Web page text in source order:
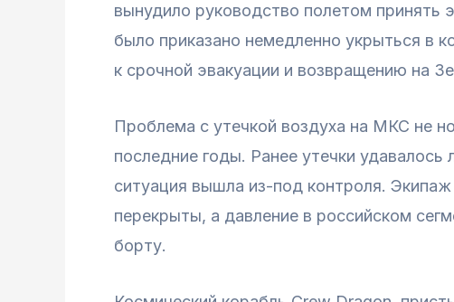
вынудило руководство полетом
было приказано немедленно укрыться в
к срочной эвакуации и возвращению на
Проблема с утечкой воздуха на МКС не
последние годы. Ранее утечки
ситуация вышла из-под контроля.
перекрыты, а давление в российском
борту.